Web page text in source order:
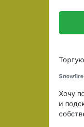
Snowfire
Хочу
и